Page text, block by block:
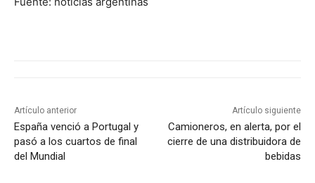
Artículo anterior
España venció a Portugal y
pasó a los cuartos de final
del Mundial
Artículo siguiente
Camioneros, en alerta, por el
cierre de una distribuidora de
bebidas